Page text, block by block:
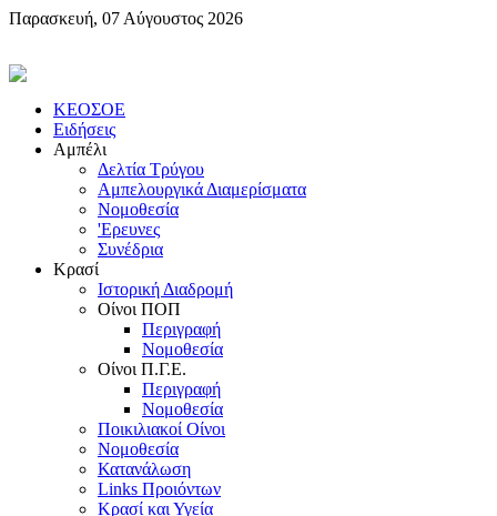
Παρασκευή, 07 Αύγουστος 2026
KEOΣOE
Ειδήσεις
Αμπέλι
Δελτία Τρύγου
Αμπελουργικά Διαμερίσματα
Nομοθεσία
'Eρευνες
Συνέδρια
Κρασί
Iστορική Διαδρομή
Oίνοι ΠOΠ
Περιγραφή
Nομοθεσία
Oίνοι Π.Γ.E.
Περιγραφή
Νομοθεσία
Ποικιλιακοί Oίνοι
Nομοθεσία
Κατανάλωση
Links Προιόντων
Κρασί και Υγεία